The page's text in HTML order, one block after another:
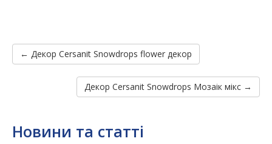
← Декор Cersanit Snowdrops flower декор
Декор Cersanit Snowdrops Мозаік мікс →
Новини та статті